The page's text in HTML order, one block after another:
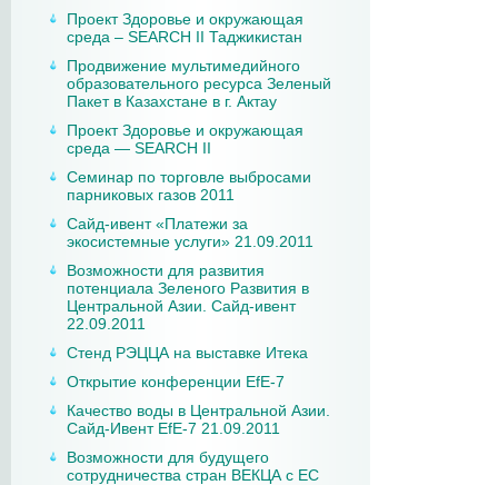
Проект Здоровье и окружающая
среда – SEARCH II Таджикистан
Продвижение мультимедийного
образовательного ресурса Зеленый
Пакет в Казахстане в г. Актау
Проект Здоровье и окружающая
среда — SEARCH II
Семинар по торговле выбросами
парниковых газов 2011
Сайд-ивент «Платежи за
экосистемные услуги» 21.09.2011
Возможности для развития
потенциала Зеленого Развития в
Центральной Азии. Сайд-ивент
22.09.2011
Стенд РЭЦЦА на выставке Итека
Открытие конференции EfE-7
Качество воды в Центральной Азии.
Сайд-Ивент EfE-7 21.09.2011
Возможности для будущего
сотрудничества стран ВЕКЦА с ЕС